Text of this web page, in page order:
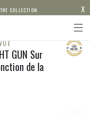
COLLECTION X
GUN Sur
de la